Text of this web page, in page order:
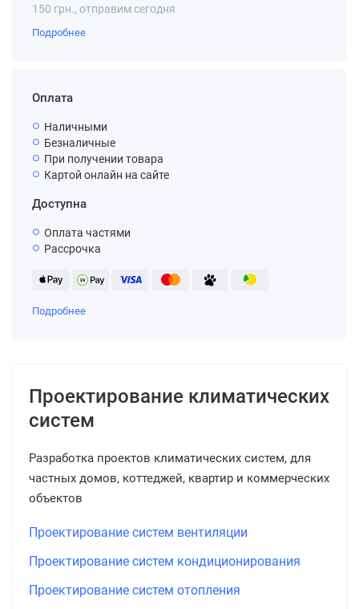
150 грн., отправим сегодня
Подробнее
Оплата
Наличными
Безналичные
При получении товара
Картой онлайн на сайте
Доступна
Оплата частями
Рассрочка
Подробнее
Проектирование климатических
систем
Разработка проектов климатических систем, для
частных домов, коттеджей, квартир и коммерческих
объектов
Проектирование систем вентиляции
Проектирование систем кондиционирования
Проектирование систем отопления